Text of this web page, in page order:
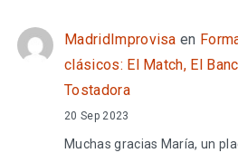
MadridImprovisa en
clásicos: El Match, El
Tostadora
20 Sep 2023
Muchas gracias María, un